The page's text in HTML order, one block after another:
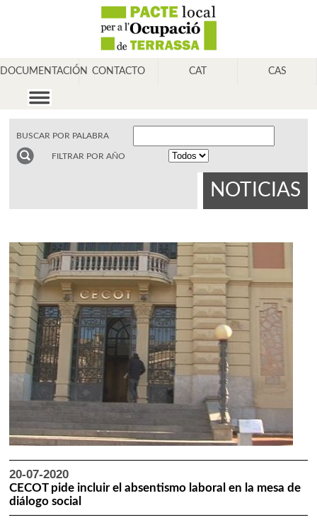
DOCUMENTACIÓN CONTACTO CAT CAS
BUSCAR POR PALABRA
FILTRAR POR AÑO
NOTICIAS
20-07-2020
CECOT pide incluir el absentismo laboral en la mesa de
diálogo social